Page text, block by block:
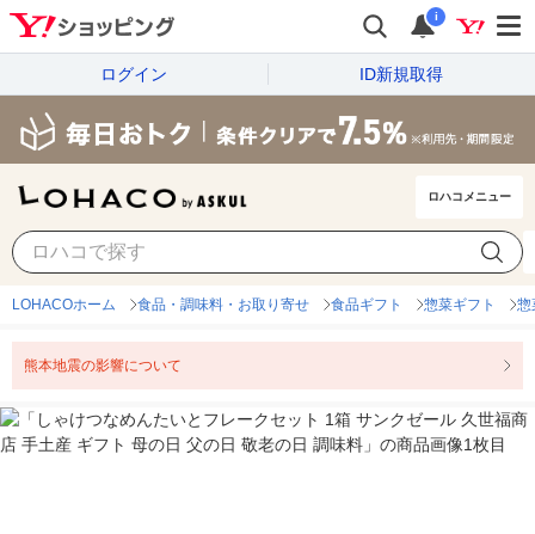
i
ログイン ID新規取得
ロハコメニュー
LOHACOホーム 食品・調味料・お取り寄せ 食品ギフト 惣菜ギフト 惣
熊本地震の影響について